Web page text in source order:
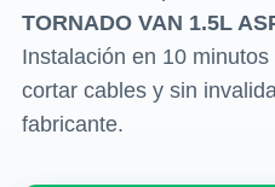
TORNADO VAN 1.5L
Instalación en 10
cortar cables y sin
fabricante.